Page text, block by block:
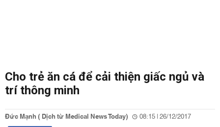
Cho trẻ ăn cá để cải thiện giấc ngủ và
trí thông minh
Đức Mạnh ( Dịch từ Medical News Today) 08:15 | 26/12/2017